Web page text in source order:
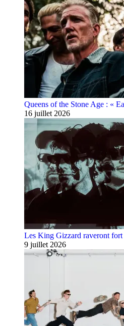
Queens of the Stone Age : «
16 juillet 2026
Les King Gizzard raveront fort
9 juillet 2026